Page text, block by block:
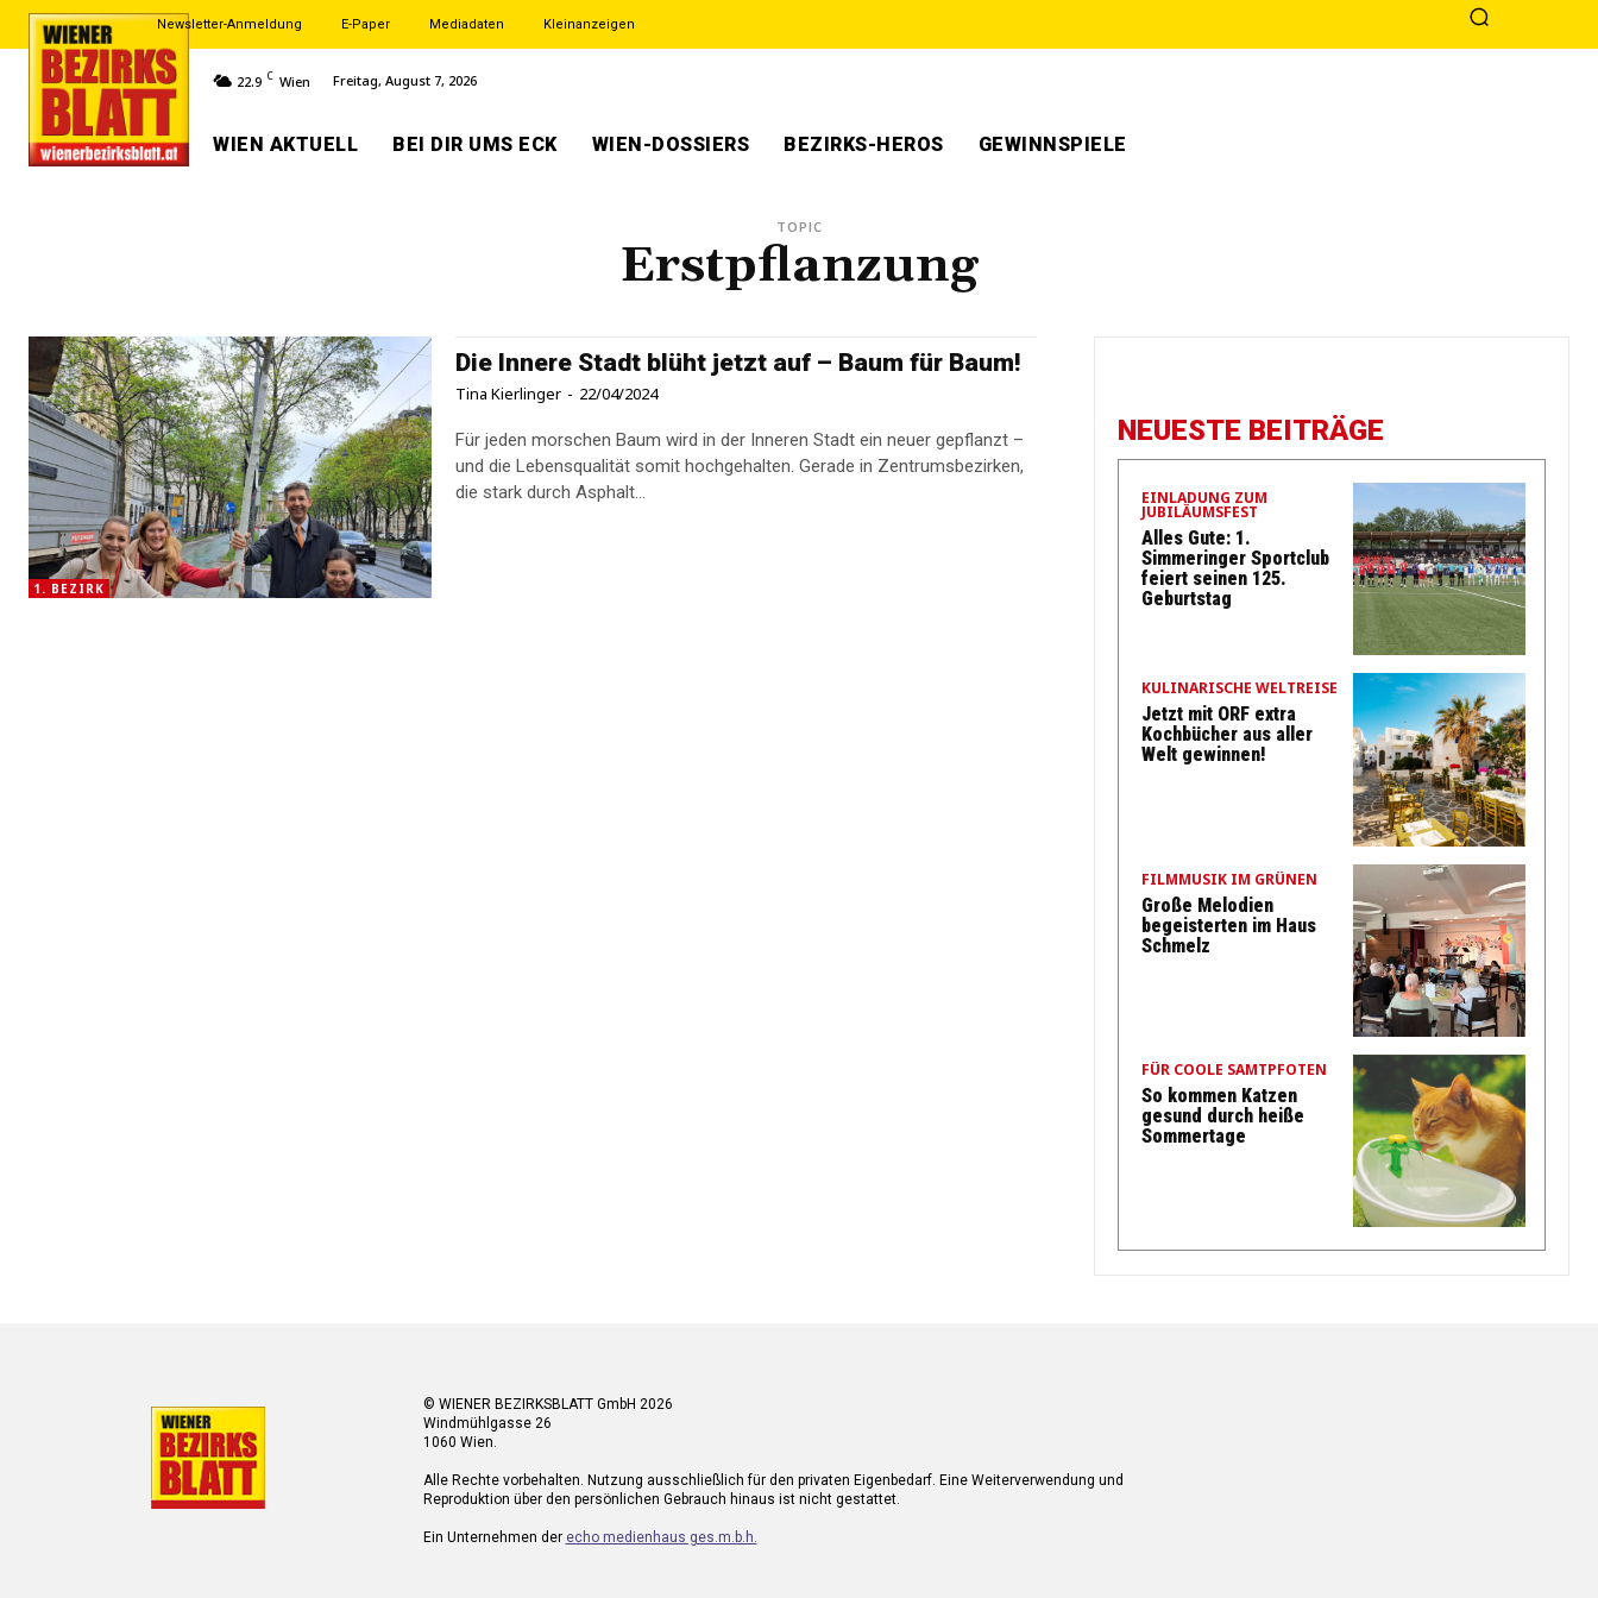
Newsletter-Anmeldung E-Paper Mediadaten Kleinanzeigen
22.9 C Wien Freitag, August 7, 2026
WIEN AKTUELL BEI DIR UMS ECK WIEN-DOSSIERS BEZIRKS-HEROS GEWINNSPIELE
TOPIC
Erstpflanzung
1. BEZIRK
Die Innere Stadt blüht jetzt auf – Baum für Baum!
Tina Kierlinger - 22/04/2024
Für jeden morschen Baum wird in der Inneren Stadt ein neuer gepflanzt –
und die Lebensqualität somit hochgehalten. Gerade in Zentrumsbezirken,
die stark durch Asphalt...
NEUESTE BEITRÄGE
EINLADUNG ZUM
JUBILÄUMSFEST
Alles Gute: 1.
Simmeringer Sportclub
feiert seinen 125.
Geburtstag
KULINARISCHE WELTREISE
Jetzt mit ORF extra
Kochbücher aus aller
Welt gewinnen!
FILMMUSIK IM GRÜNEN
Große Melodien
begeisterten im Haus
Schmelz
FÜR COOLE SAMTPFOTEN
So kommen Katzen
gesund durch heiße
Sommertage
© WIENER BEZIRKSBLATT GmbH 2026
Windmühlgasse 26
1060 Wien.
Alle Rechte vorbehalten. Nutzung ausschließlich für den privaten Eigenbedarf. Eine Weiterverwendung und
Reproduktion über den persönlichen Gebrauch hinaus ist nicht gestattet.
Ein Unternehmen der echo medienhaus ges.m.b.h.